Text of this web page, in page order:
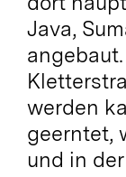
Java,
werden
geerntet,
und in